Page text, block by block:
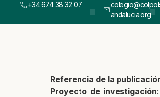
+34 674 38 32 07
andalucia.org
Referencia de la
Proyecto de investigación: